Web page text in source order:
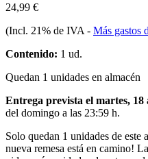
24,99 €
(Incl. 21% de IVA - Más gastos
Contenido: 1 ud.
Quedan 1 unidades en almacén
Entrega prevista el martes, 18
del domingo a las 23:59 h.
Solo quedan 1 unidades de este
nueva remesa está en camino!